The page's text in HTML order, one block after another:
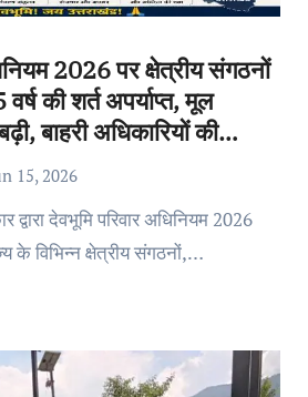
2026 पर क्षेत्रीय संगठनों
की शर्त अपर्याप्त, मूल
बाहरी अधिकारियों की
के जनप्रतिनिधि क्यों चुप?
15, 2026
के विभिन्न क्षेत्रीय संगठनों,…